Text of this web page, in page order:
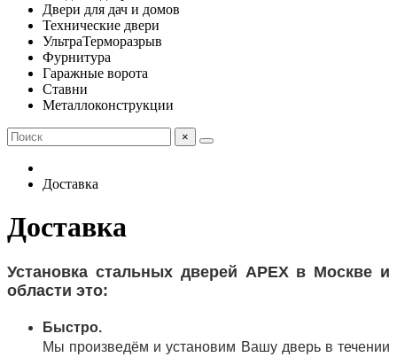
Двери для дач и домов
Технические двери
УльтраТерморазрыв
Фурнитура
Гаражные ворота
Ставни
Металлоконструкции
×
Доставка
Доставка
Установка стальных дверей APEX в Москве и
области это:
Быстро.
Мы произведём и установим Вашу дверь в течении